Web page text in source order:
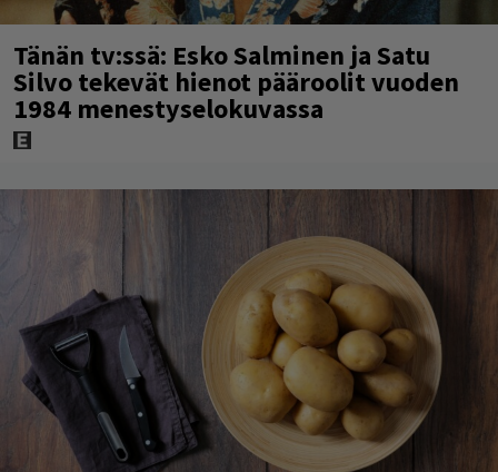
Tänän tv:ssä: Esko Salminen ja Satu
Silvo tekevät hienot pääroolit vuoden
1984 menestyselokuvassa